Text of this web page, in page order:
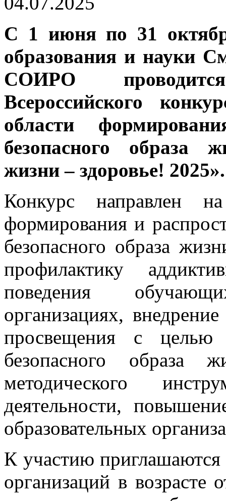
С 1 июня по 31
образования и науки
СОИРО
Всероссийского
области
безопасного образа
жизни – здоровье! 2025».
Конкурс направлен
формирования и
безопасного образа
профилактику
поведения
организациях,
просвещения с целью
безопасного образа
методического
деятельности,
образовательных
К участию
организаций в